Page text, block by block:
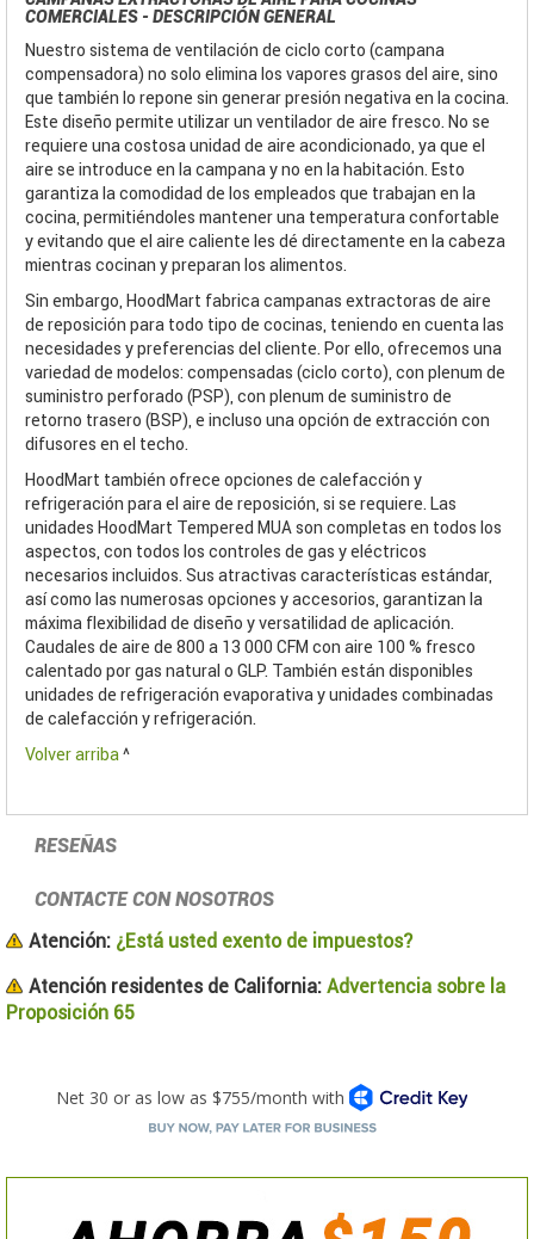
COMERCIALES - DESCRIPCIÓN GENERAL
Nuestro sistema de ventilación de ciclo corto (campana
compensadora) no solo elimina los vapores grasos del aire, sino
que también lo repone sin generar presión negativa en la cocina.
Este diseño permite utilizar un ventilador de aire fresco. No se
requiere una costosa unidad de aire acondicionado, ya que el
aire se introduce en la campana y no en la habitación. Esto
garantiza la comodidad de los empleados que trabajan en la
cocina, permitiéndoles mantener una temperatura confortable
y evitando que el aire caliente les dé directamente en la cabeza
mientras cocinan y preparan los alimentos.
Sin embargo, HoodMart fabrica campanas extractoras de aire
de reposición para todo tipo de cocinas, teniendo en cuenta las
necesidades y preferencias del cliente. Por ello, ofrecemos una
variedad de modelos: compensadas (ciclo corto), con plenum de
suministro perforado (PSP), con plenum de suministro de
retorno trasero (BSP), e incluso una opción de extracción con
difusores en el techo.
HoodMart también ofrece opciones de calefacción y
refrigeración para el aire de reposición, si se requiere. Las
unidades HoodMart Tempered MUA son completas en todos los
aspectos, con todos los controles de gas y eléctricos
necesarios incluidos. Sus atractivas características estándar,
así como las numerosas opciones y accesorios, garantizan la
máxima flexibilidad de diseño y versatilidad de aplicación.
Caudales de aire de 800 a 13 000 CFM con aire 100 % fresco
calentado por gas natural o GLP. También están disponibles
unidades de refrigeración evaporativa y unidades combinadas
de calefacción y refrigeración.
Volver arriba^
RESEÑAS
CONTACTE CON NOSOTROS
Atención: ¿Está usted exento de impuestos?
Atención residentes de California: Advertencia sobre la
Proposición 65